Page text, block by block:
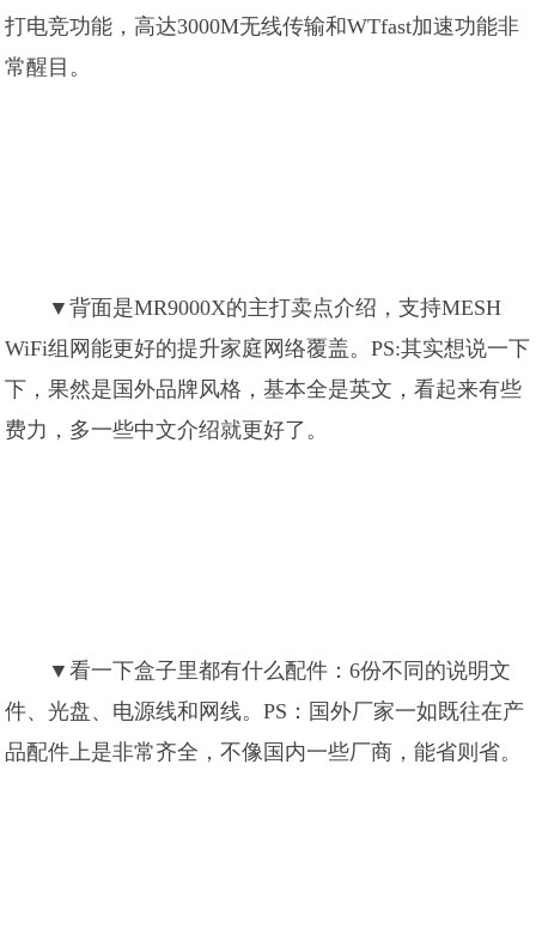
打电竞功能，高达3000M无线传输和WTfast加速功能非
常醒目。
▼背面是MR9000X的主打卖点介绍，支持MESH
WiFi组网能更好的提升家庭网络覆盖。PS:其实想说一下
下，果然是国外品牌风格，基本全是英文，看起来有些
费力，多一些中文介绍就更好了。
▼看一下盒子里都有什么配件：6份不同的说明文
件、光盘、电源线和网线。PS：国外厂家一如既往在产
品配件上是非常齐全，不像国内一些厂商，能省则省。